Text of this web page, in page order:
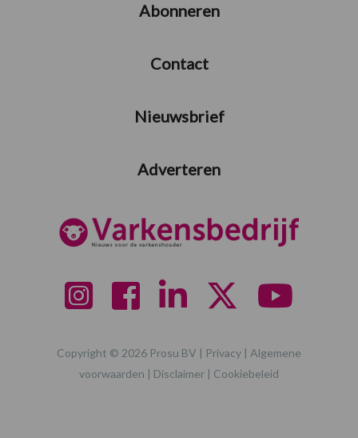
Abonneren
Contact
Nieuwsbrief
Adverteren
Copyright © 2026 Prosu BV | Privacy | Algemene
voorwaarden | Disclaimer | Cookiebeleid